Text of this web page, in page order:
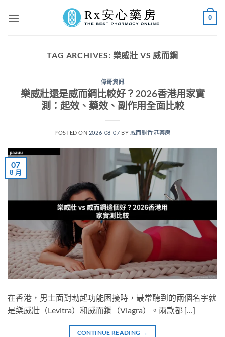
0
TAG ARCHIVES: 樂威壯 VS 威而鋼
偉哥資訊
樂威壯還是威而鋼比較好？2026香港用家實
測：起效、藥效、副作用全面比較
POSTED ON 2026-08-07 BY 威而鋼香港藥房
07
8 月
在香港，男士面對勃起功能困擾時，最常聽到的兩個名字就
是樂威壯（Levitra）和威而鋼（Viagra）。兩款都 […]
CONTINUE READING →